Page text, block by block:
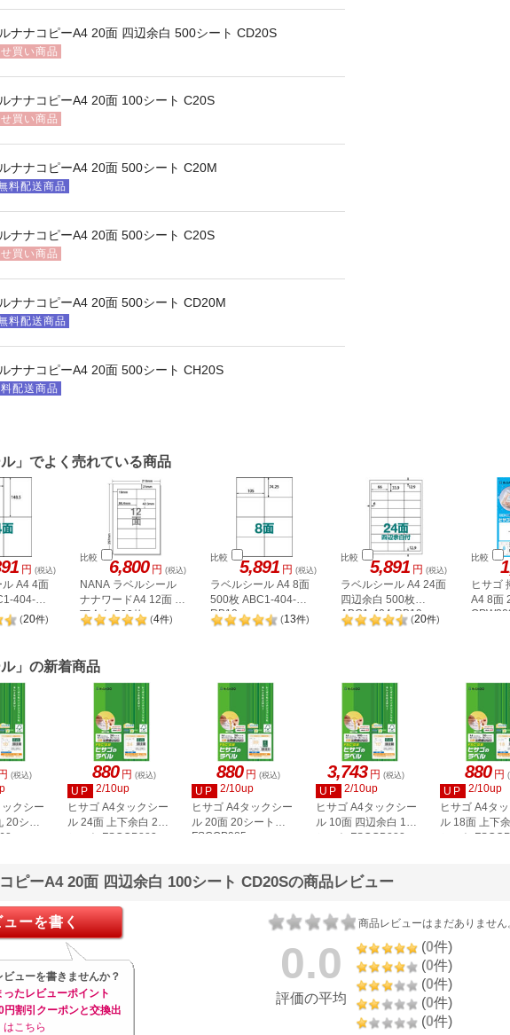
ナナコピーA4 20面 四辺余白 500シート CD20S
買い商品
ナナコピーA4 20面 100シート C20S
買い商品
ナナコピーA4 20面 500シート C20M
料配送商品
ナナコピーA4 20面 500シート C20S
買い商品
ナナコピーA4 20面 500シート CD20M
料配送商品
ナナコピーA4 20面 500シート CH20S
配送商品
」でよく売れている商品
円 (税込)
ル A4 4面
404-
(20件)
比較 6,800 円 (税込)
NANA ラベルシール
ナナワードA4 12面 上
下余白 500枚
LDW12P
(4件)
比較 5,891 円 (税込)
ラベルシール A4 8面
500枚 ABC1-404-
RB10
(13件)
比較 5,891 円 (税込)
ラベルシール A4 24面
四辺余白 500枚
ABC1-404-RB19
(20件)
比較
ヒサゴ
A4 8面
」の新着商品
円 (税込)
クシー
20シー
880 円 (税込)
UP
2/10up
ヒサゴ A4タックシー
ル 24面 上下余白 20
シート FSCOP883
880 円 (税込)
UP
2/10up
ヒサゴ A4タックシー
ル 20面 20シート
FSCOP985
3,743 円 (税込)
UP
2/10up
ヒサゴ A4タックシー
ル 10面 四辺余白 100
シート FSCGB888
880 円
UP
2/10up
ヒサゴ A4タ
ル 18面 上下
シート
ピーA4 20面 四辺余白 100シート CD20Sの商品レビュー
商品レビューはまだありません
0.0
評価の平均
(0件)
(0件)
(0件)
(0件)
(0件)
ーを書く
ューを書きませんか？
たレビューポイント
割引クーポンと交換出
こちら